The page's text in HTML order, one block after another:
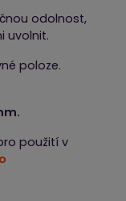
odolnost,
uvolnit.
poloze.
použití v